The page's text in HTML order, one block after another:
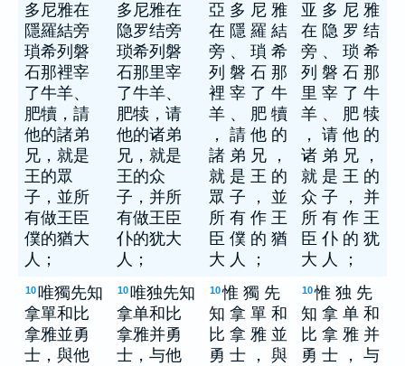
多尼雅在
隱羅結旁
瑣希列磐
石那裡宰
了牛羊、
肥犢，請
他的諸弟
兄，就是
王的眾
子，並所
有做王臣
僕的猶大
人；
多尼雅在
隐罗结旁
琐希列磐
石那里宰
了牛羊、
肥犊，请
他的诸弟
兄，就是
王的众
子，并所
有做王臣
仆的犹大
人；
亞 多 尼 雅
在 隱 羅 結
旁 、 瑣 希
列 磐 石 那
裡 宰 了 牛
羊 、 肥 犢
， 請 他 的
諸 弟 兄 ，
就 是 王 的
眾 子 ， 並
所 有 作 王
臣 僕 的 猶
大 人 ；
亚 多 尼 雅
在 隐 罗 结
旁 、 琐 希
列 磐 石 那
里 宰 了 牛
羊 、 肥 犊
， 请 他 的
诸 弟 兄 ，
就 是 王 的
众 子 ， 并
所 有 作 王
臣 仆 的 犹
大 人 ；
10唯獨先知
拿單和比
拿雅並勇
士，與他
10唯独先知
拿单和比
拿雅并勇
士，与他
10惟 獨 先
知 拿 單 和
比 拿 雅 並
勇 士 ， 與
10惟 独 先
知 拿 单 和
比 拿 雅 并
勇 士 ， 与